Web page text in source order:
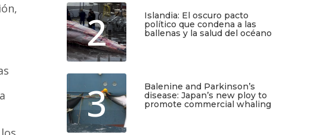
2
Islandia: El oscuro pacto
político que condena a las
ballenas y la salud del océano
3
Balenine and Parkinson’s
disease: Japan’s new ploy to
promote commercial whaling